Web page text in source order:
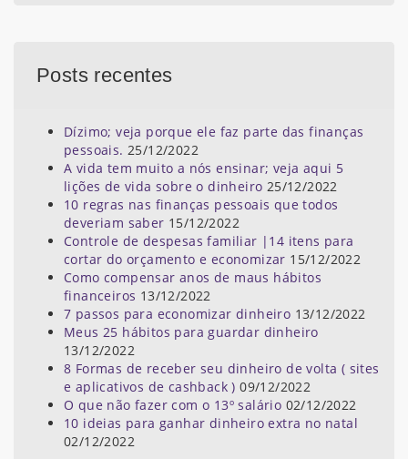
Posts recentes
Dízimo; veja porque ele faz parte das finanças
pessoais. 25/12/2022
A vida tem muito a nós ensinar; veja aqui 5
lições de vida sobre o dinheiro 25/12/2022
10 regras nas finanças pessoais que todos
deveriam saber 15/12/2022
Controle de despesas familiar |14 itens para
cortar do orçamento e economizar 15/12/2022
Como compensar anos de maus hábitos
financeiros 13/12/2022
7 passos para economizar dinheiro 13/12/2022
Meus 25 hábitos para guardar dinheiro
13/12/2022
8 Formas de receber seu dinheiro de volta ( sites
e aplicativos de cashback ) 09/12/2022
O que não fazer com o 13º salário 02/12/2022
10 ideias para ganhar dinheiro extra no natal
02/12/2022